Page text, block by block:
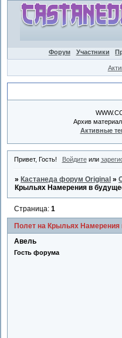
Форум Участники
Архив
Активные
Привет, Гость! Войдитеили
» Кастанеда форум Original »
Крыльях Намерения в
Полет на Крыльях Намерения
Страница:1
Авель
Гость форума